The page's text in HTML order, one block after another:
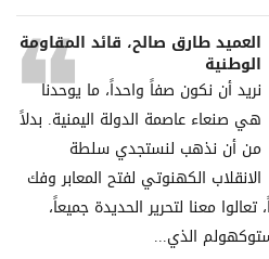
العميد طارق صالح، قائد المقاومة
الوطنية
نريد أن نكون صفاً واحداً، ما يوحدنا
هي صنعاء عاصمة الدولة اليمنية. بدلاً
من أن نذهب لنستجدي سلطة
الانقلاب الكهنوتي لفتح المعابر وفك
معنا لتحرير الحديدة جميعاً،
الذي...